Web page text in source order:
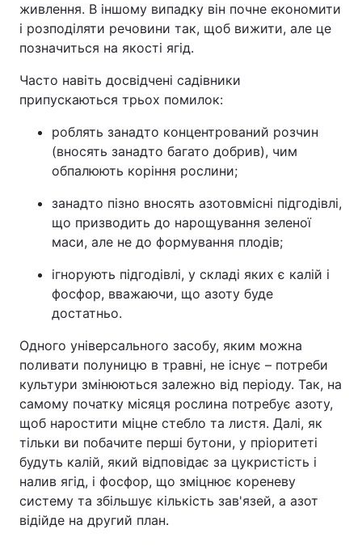
живлення. В іншому випадку він почне економити
і розподіляти речовини так, щоб вижити, але це
позначиться на якості ягід.
Часто навіть досвідчені садівники
припускаються трьох помилок:
роблять занадто концентрований розчин
(вносять занадто багато добрив), чим
обпалюють коріння рослини;
занадто пізно вносять азотовмісні підгодівлі,
що призводить до нарощування зеленої
маси, але не до формування плодів;
ігнорують підгодівлі, у складі яких є калій і
фосфор, вважаючи, що азоту буде
достатньо.
Одного універсального засобу, яким можна
поливати полуницю в травні, не існує – потреби
культури змінюються залежно від періоду. Так, на
самому початку місяця рослина потребує азоту,
щоб наростити міцне стебло та листя. Далі, як
тільки ви побачите перші бутони, у пріоритеті
будуть калій, який відповідає за цукристість і
налив ягід, і фосфор, що зміцнює кореневу
систему та збільшує кількість зав'язей, а азот
відійде на другий план.